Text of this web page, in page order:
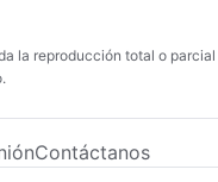
la reproducción total o parcial
Contáctanos